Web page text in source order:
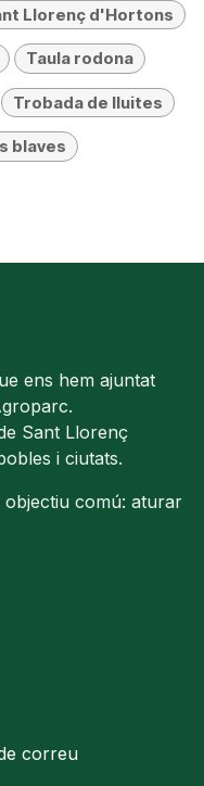
Llorenç d'Hortons
Taula rodona
Trobada de lluites
blaves
ens hem ajuntat
Sant Llorenç
i ciutats.
objectiu comú: aturar
correu